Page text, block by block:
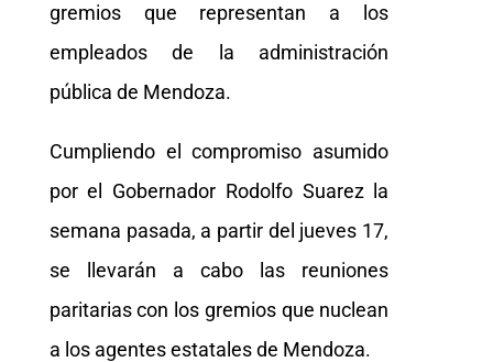
gremios que representan a los
empleados de la administración
pública de Mendoza.
Cumpliendo el compromiso asumido
por el Gobernador Rodolfo Suarez la
semana pasada, a partir del jueves 17,
se llevarán a cabo las reuniones
paritarias con los gremios que nuclean
a los agentes estatales de Mendoza.